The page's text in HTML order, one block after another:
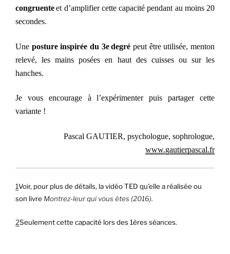
congruenteet d’amplifier cette capacité pendant au moins 20
secondes.
Une posture inspirée du 3e degrépeut être utilisée, menton
relevé, les mains posées en haut des cuisses ou sur les
hanches.
Je vous encourage à l’expérimenter puis partager cette
variante !
Pascal GAUTIER, psychologue, sophrologue,
www.gautierpascal.fr
1Voir, pour plus de détails, la vidéo TED qu’elle a réalisée ou
son livre Montrez-leur qui vous êtes (2016).
2Seulement cette capacité lors des 1ères séances.